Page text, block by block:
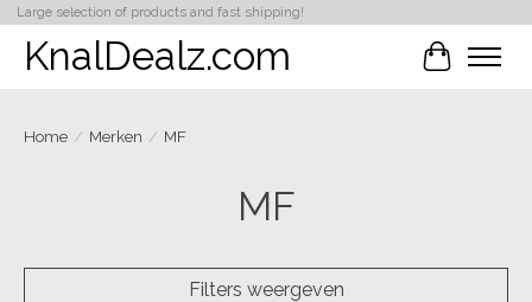
Large selection of products and fast shipping!
KnalDealz.com
Home / Merken / MF
MF
Filters weergeven